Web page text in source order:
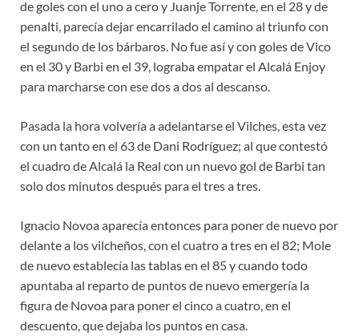
de goles con el uno a cero y Juanje Torrente, en el 28 y de
penalti, parecía dejar encarrilado el camino al triunfo con
el segundo de los bárbaros. No fue así y con goles de Vico
en el 30 y Barbi en el 39, lograba empatar el Alcalá Enjoy
para marcharse con ese dos a dos al descanso.
Pasada la hora volvería a adelantarse el Vilches, esta vez
con un tanto en el 63 de Dani Rodríguez; al que contestó
el cuadro de Alcalá la Real con un nuevo gol de Barbi tan
solo dos minutos después para el tres a tres.
Ignacio Novoa aparecía entonces para poner de nuevo por
delante a los vilcheños, con el cuatro a tres en el 82; Mole
de nuevo establecía las tablas en el 85 y cuando todo
apuntaba al reparto de puntos de nuevo emergería la
figura de Novoa para poner el cinco a cuatro, en el
descuento, que dejaba los puntos en casa.